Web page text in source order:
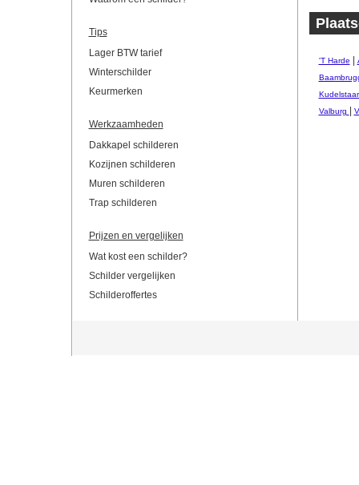
Tips
Lager BTW tarief
Winterschilder
Keurmerken
Werkzaamheden
Dakkapel schilderen
Kozijnen schilderen
Muren schilderen
Trap schilderen
Prijzen en vergelijken
Wat kost een schilder?
Schilder vergelijken
Schilderoffertes
'T Harde
Valburg